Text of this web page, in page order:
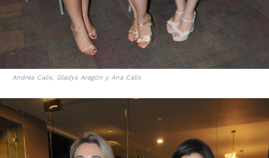
Andrea Calix, Gladys Aragón y Ana Calix